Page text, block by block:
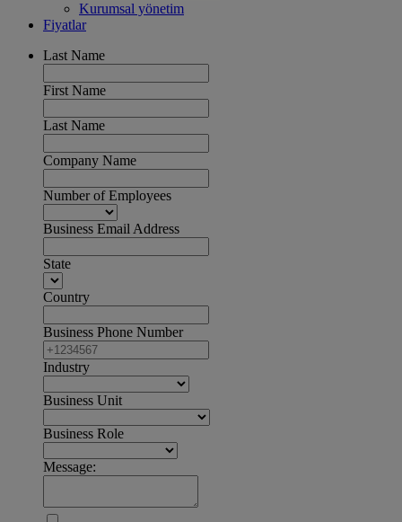
Kurumsal yönetim
Fiyatlar
Last Name
First Name
Last Name
Company Name
Number of Employees
Business Email Address
State
Country
Business Phone Number
Industry
Business Unit
Business Role
Message: